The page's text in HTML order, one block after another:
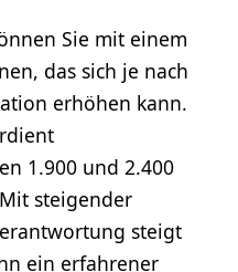
Sie mit einem
das sich je nach
erhöhen kann.
1.900 und 2.400
steigender
steigt
ein erfahrener